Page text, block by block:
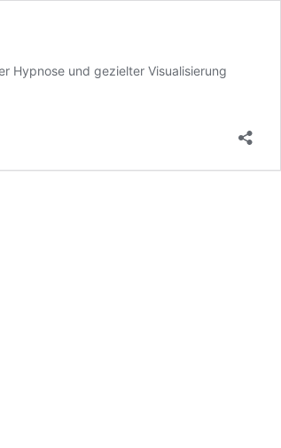
Hypnose und gezielter Visualisierung